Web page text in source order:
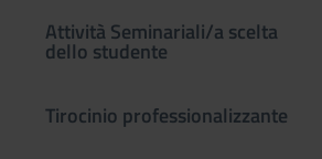
Attività Seminariali/a scelta
dello studente
Tirocinio professionalizzante